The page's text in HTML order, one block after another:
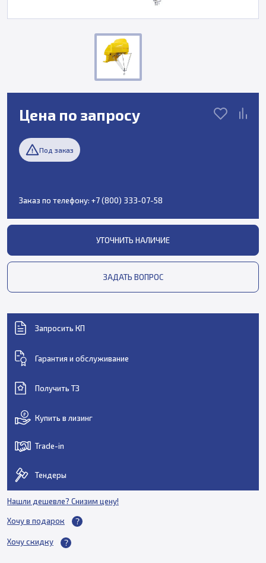
Цена по запросу
Под заказ
Заказ по телефону: +7 (800) 333-07-58
УТОЧНИТЬ НАЛИЧИЕ
ЗАДАТЬ ВОПРОС
Запросить КП
Гарантия и обслуживание
Получить ТЗ
Купить в лизинг
Trade-in
Тендеры
Нашли дешевле? Снизим цену!
Хочу в подарок
Хочу скидку